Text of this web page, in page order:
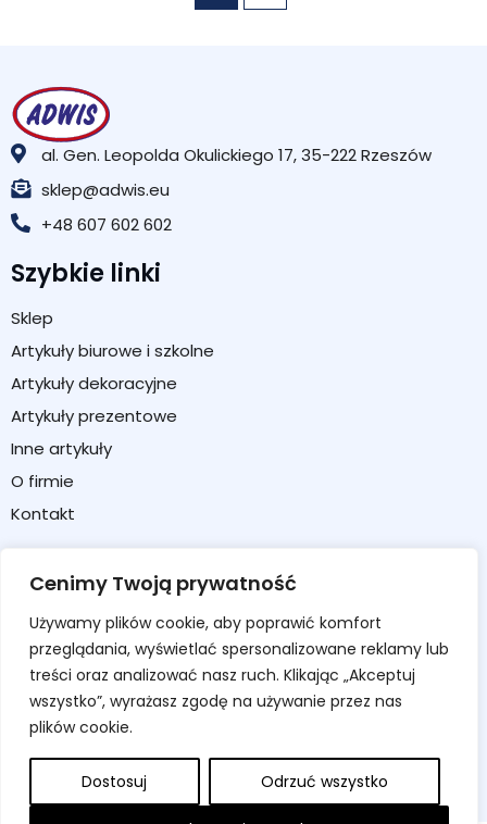
Cenimy Twoją prywatność
Używamy plików cookie, aby poprawić komfort
przeglądania, wyświetlać spersonalizowane reklamy lub
treści oraz analizować nasz ruch. Klikając „Akceptuj
wszystko”, wyrażasz zgodę na używanie przez nas
plików cookie.
Dostosuj Odrzuć wszystko
al. Gen. Leopolda Okulickiego 17, 35-222 Rzeszów
sklep@adwis.eu
+48 607 602 602
Szybkie linki
Sklep
Artykuły biurowe i szkolne
Artykuły dekoracyjne
Artykuły prezentowe
Inne artykuły
O firmie
Kontakt
Koszyk
Formularz zwrotu / reklamacji
Regulamin sklepu
Polityka prywatności